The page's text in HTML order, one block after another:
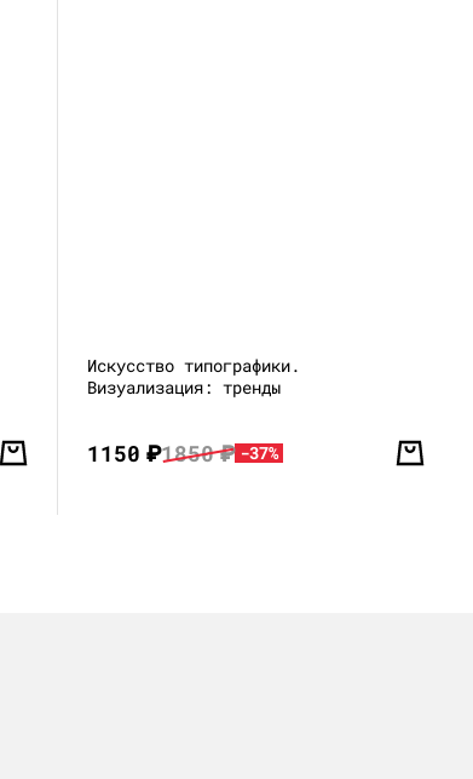
Искусство типографики.
Визуализация: тренды
1150₽1850₽ -37%